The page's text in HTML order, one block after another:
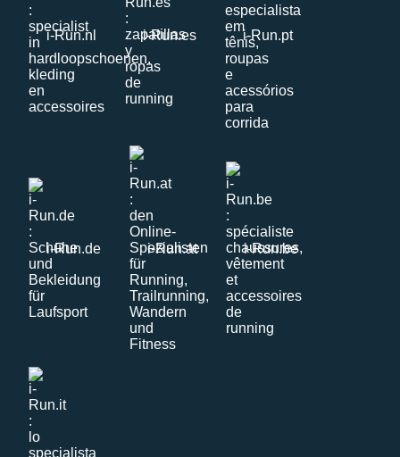
i-Run.nl i-Run.es i-Run.pt
i-Run.de i-Run.at i-Run.be